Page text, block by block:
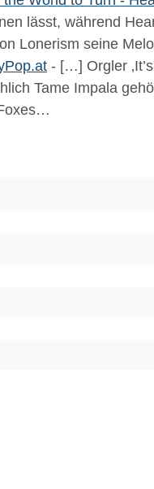
lässt, während
Lonerism seine
- […] Orgler
Tame Impala